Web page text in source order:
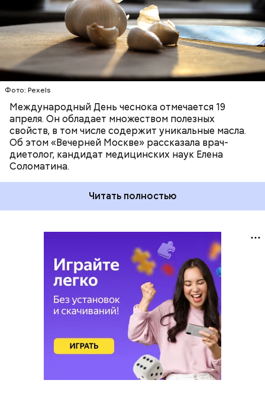
Фото: Pexels
Международный День чеснока отмечается 19
апреля. Он обладает множеством полезных
свойств, в том числе содержит уникальные масла.
Об этом «Вечерней Москве» рассказала врач-
диетолог, кандидат медицинских наук Елена
Соломатина.
Читать полностью